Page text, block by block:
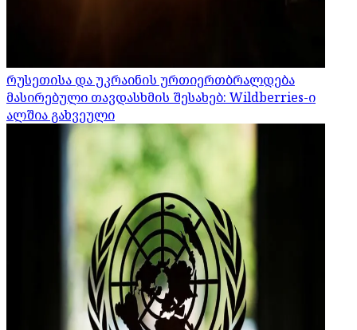
რუსეთისა და უკრაინის ურთიერთბრალდება
მასირებული თავდასხმის შესახებ: Wildberries-ი
ალშია გახვეული